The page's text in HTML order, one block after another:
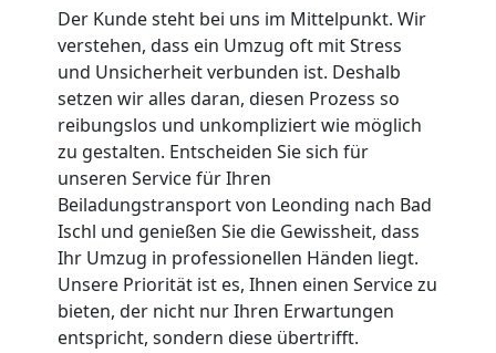
Der Kunde steht bei uns im Mittelpunkt. Wir
verstehen, dass ein Umzug oft mit Stress
und Unsicherheit verbunden ist. Deshalb
setzen wir alles daran, diesen Prozess so
reibungslos und unkompliziert wie möglich
zu gestalten. Entscheiden Sie sich für
unseren Service für Ihren
Beiladungstransport von Leonding nach Bad
Ischl und genießen Sie die Gewissheit, dass
Ihr Umzug in professionellen Händen liegt.
Unsere Priorität ist es, Ihnen einen Service zu
bieten, der nicht nur Ihren Erwartungen
entspricht, sondern diese übertrifft.
Leonding
Umzug
Mann